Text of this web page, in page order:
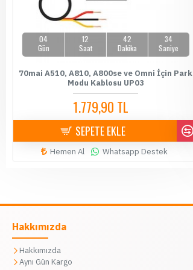
04
Gün
12
Saat
42
Dakika
33
Saniye
70mai A510, A810, A800se ve Omni İçin Park
Modu Kablosu UP03
1.779,90 TL
SEPETE EKLE
Hemen Al Whatsapp Destek
Hakkımızda
Hakkımızda
Aynı Gün Kargo